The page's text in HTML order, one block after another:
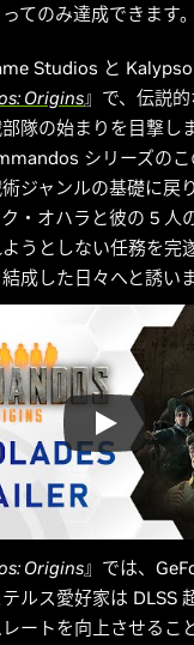
てのみ達成できます。
Studios と
Origins』で、伝説
隊の始まりを目撃し
シリーズのこ
ジャンルの基礎に戻
・オハラと彼の 5 人
うとしない任務を完
成した日々へと誘いま
Origins』では、
ルス愛好家は DLSS
ートを向上させるこ